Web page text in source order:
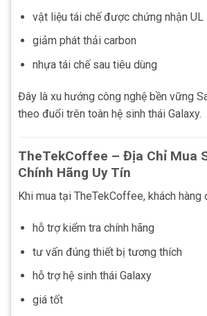
vật liệu tái chế được chứng nhận UL
giảm phát thải carbon
nhựa tái chế sau tiêu dùng
Đây là xu hướng công nghệ bền vững
theo đuổi trên toàn hệ sinh thái Galaxy.
TheTekCoffee – Địa Chỉ Mua
Chính Hãng Uy Tín
Khi mua tại TheTekCoffee, khách hàng
hỗ trợ kiểm tra chính hãng
tư vấn đúng thiết bị tương thích
hỗ trợ hệ sinh thái Galaxy
giá tốt